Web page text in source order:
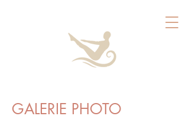
GALERIE PHOTO